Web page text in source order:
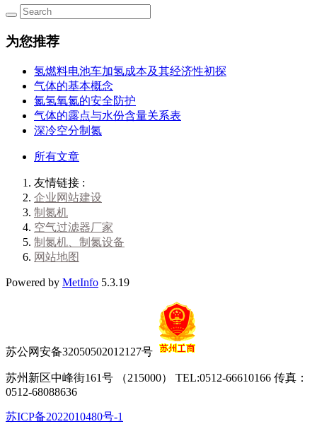
为您推荐
氢燃料电池车加氢成本及其经济性初探
气体的基本概念
氮氢氧氮的安全防护
气体的露点与水份含量关系表
深冷空分制氮
所有文章
友情链接 :
企业网站建设
制氮机
空气过滤器厂家
制氮机、制氮设备
网站地图
Powered by MetInfo 5.3.19
苏公网安备32050502012127号
苏州新区中峰街161号 （215000） TEL:0512-66610166 传真：
0512-68088636
苏ICP备2022010480号-1